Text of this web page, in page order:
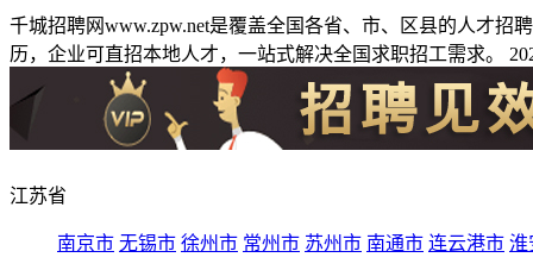
千城招聘网www.zpw.net是覆盖全国各省、市、区县的人才
历，企业可直招本地人才，一站式解决全国求职招工需求。
江苏省
南京市 无锡市 徐州市 常州市 苏州市 南通市 连云港市 淮